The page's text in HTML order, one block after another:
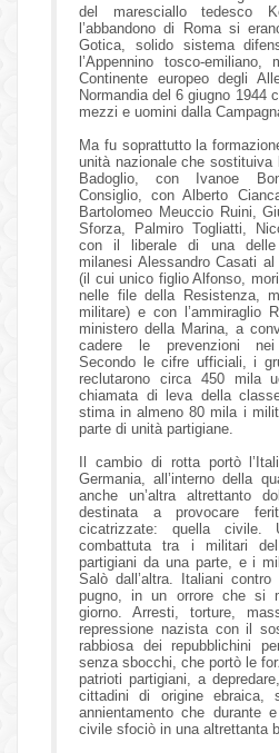
del maresciallo tedesco
l’abbandono di Roma si
Gotica, solido sistema
l’Appennino tosco-emiliano,
Continente europeo degli
Normandia del 6 giugno 1944
mezzi e uomini dalla
Ma fu soprattutto la
unità nazionale che
Badoglio, con Ivanoe
Consiglio, con Alberto
Bartolomeo Meuccio Ruini,
Sforza, Palmiro Togliatti,
con il liberale di una delle
milanesi Alessandro Casati
(il cui unico figlio Alfonso,
nelle file della Resistenza,
militare) e con l’ammiraglio
ministero della Marina, a
cadere le prevenzioni nei
Secondo le cifre ufficiali, i
reclutarono circa 450 mila
chiamata di leva della
stima in almeno 80 mila i
parte di unità partigiane.
Il cambio di rotta portò
Germania, all’interno della
anche un’altra altrettanto
destinata a provocare
cicatrizzate: quella civile.
combattuta tra i militari
partigiani da una parte, e i
Salò dall’altra. Italiani
pugno, in un orrore che si
giorno. Arresti, torture,
repressione nazista con il
rabbiosa dei repubblichini
senza sbocchi, che portò le
patrioti partigiani, a
cittadini di origine ebraica,
annientamento che durante
civile sfociò in una altrettanta